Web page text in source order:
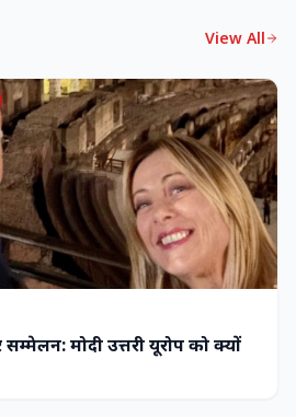
View All
मोदी उत्तरी यूरोप को क्यों